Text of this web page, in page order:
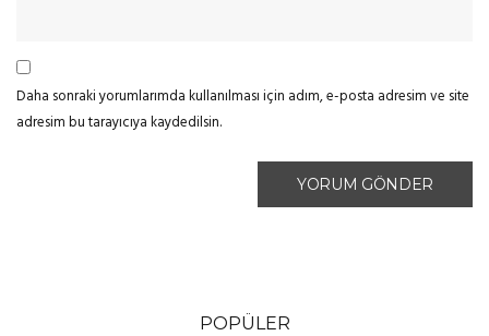
Daha sonraki yorumlarımda kullanılması için adım, e-posta adresim ve site
adresim bu tarayıcıya kaydedilsin.
POPÜLER